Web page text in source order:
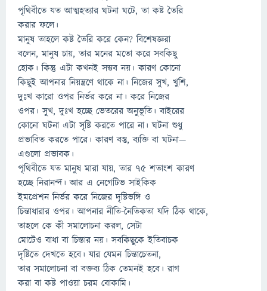
পৃথিবীতে যত আত্মহত্যার ঘটনা ঘটে, তা কষ্ট তৈরি
করার ফলে।
মানুষ তাহলে কষ্ট তৈরি করে কেন? বিশেষজ্ঞরা
বলেন, মানুষ চায়, তার মনের মতো করে সবকিছু
হোক। কিন্তু এটা কখনই সম্ভব নয়। কারণ কোনো
কিছুই আপনার নিয়ন্ত্রণে থাকে না। নিজের সুখ, খুশি,
দুঃখ কারো ওপর নির্ভর করে না। করে নিজের
ওপর। সুখ, দুঃখ হচ্ছে ভেতরের অনুভূতি। বাইরের
কোনো ঘটনা এটা সৃষ্টি করতে পারে না। ঘটনা শুধু
প্রভাবিত করতে পারে। কারণ বস্তু, ব্যক্তি বা ঘটনা—
এগুলো প্রভাবক।
পৃথিবীতে যত মানুষ মারা যায়, তার ৭৫ শতাংশ কারণ
হচ্ছে নিরানন্দ। আর এ নেগেটিভ সাইকিক
ইমপ্রেশন নির্ভর করে নিজের দৃষ্টিভঙ্গি ও
চিন্তাধারার ওপর। আপনার নীতি-নৈতিকতা যদি ঠিক থাকে,
তাহলে কে কী সমালোচনা করল, সেটা
মোটেও বাধা বা চিন্তার নয়। সবকিছুকে ইতিবাচক
দৃষ্টিতে দেখতে হবে। যার যেমন চিন্তাচেতনা,
তার সমালোচনা বা বক্তব্য ঠিক তেমনই হবে। রাগ
করা বা কষ্ট পাওয়া চরম বোকামি।